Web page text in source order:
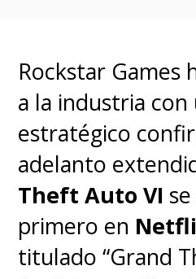
Rockstar Games
a la industria con
estratégico
adelanto
Theft Auto VI
primero en
titulado “Grand